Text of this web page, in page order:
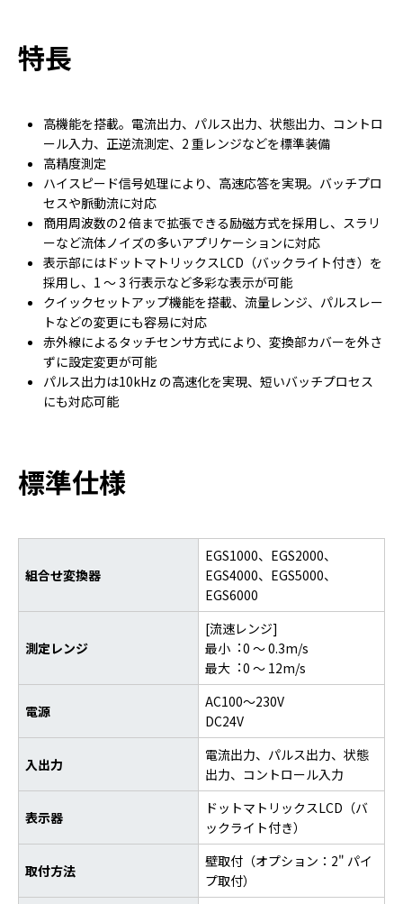
特長
⾼機能を搭載。電流出⼒、パルス出⼒、状態出⼒、コントロ
ール⼊⼒、正逆流測定、2 重レンジなどを標準装備
⾼精度測定
ハイスピード信号処理により、⾼速応答を実現。バッチプロ
セスや脈動流に対応
商⽤周波数の2 倍まで拡張できる励磁⽅式を採⽤し、スラリ
ーなど流体ノイズの多いアプリケーションに対応
表⽰部にはドットマトリックスLCD（バックライト付き）を
採⽤し、1 〜 3 ⾏表⽰など多彩な表⽰が可能
クイックセットアップ機能を搭載、流量レンジ、パルスレー
トなどの変更にも容易に対応
⾚外線によるタッチセンサ⽅式により、変換部カバーを外さ
ずに設定変更が可能
パルス出⼒は10kHz の⾼速化を実現、短いバッチプロセス
にも対応可能
標準仕様
組合せ変換器
EGS1000、EGS2000、
EGS4000、EGS5000、
EGS6000
測定レンジ
[流速レンジ]
最⼩︓0 〜 0.3m/s
最⼤︓0 〜 12m/s
電源
AC100～230V
DC24V
入出力
電流出⼒、パルス出⼒、状態
出⼒、コントロール⼊⼒
表示器
ドットマトリックスLCD（バ
ックライト付き）
取付方法
壁取付（オプション：2" パイ
プ取付）